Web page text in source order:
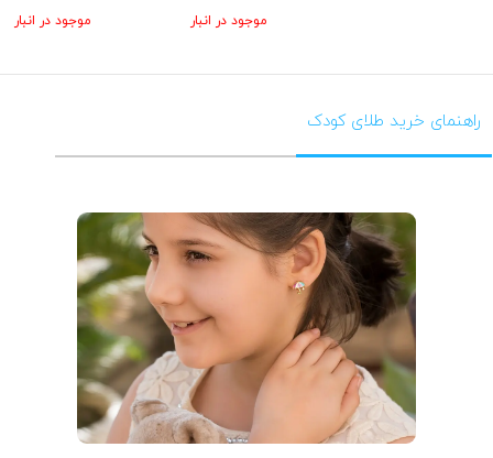
موجود در انبار موجود در انبار
راهنمای خرید طلای کودک